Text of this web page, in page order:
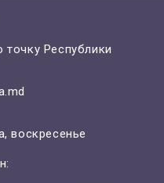
Республики
воскресенье